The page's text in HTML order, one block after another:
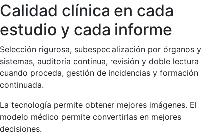
Calidad clínica en cada
estudio y cada informe
Selección rigurosa, subespecialización por órganos y
sistemas, auditoría continua, revisión y doble lectura
cuando proceda, gestión de incidencias y formación
continuada.
La tecnología permite obtener mejores imágenes. El
modelo médico permite convertirlas en mejores
decisiones.